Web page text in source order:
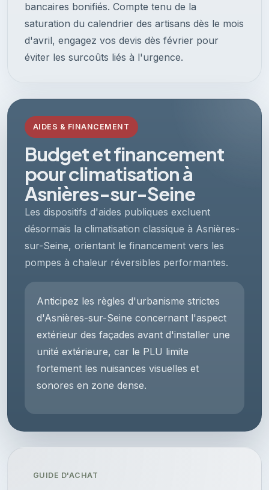
bancaires bonifiés. Compte tenu de la
saturation du calendrier des artisans dès le mois
d'avril, engagez vos devis dès février pour
éviter les surcoûts liés à l'urgence.
AIDES & FINANCEMENT
Budget et financement
pour climatisation à
Asnières-sur-Seine
Les dispositifs d'aides publiques excluent
désormais la climatisation classique à Asnières-
sur-Seine, orientant le financement vers les
pompes à chaleur réversibles performantes.
Anticipez les règles d'urbanisme strictes
d'Asnières-sur-Seine concernant l'aspect
extérieur des façades avant d'installer une
unité extérieure, car le PLU limite
fortement les nuisances visuelles et
sonores en zone dense.
GUIDE D'ACHAT